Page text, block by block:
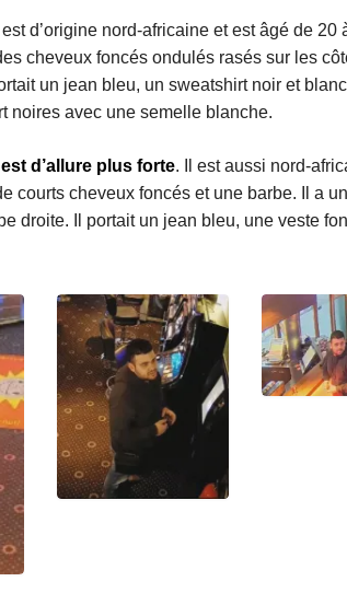
d’origine nord-africaine et est âgé de 20
cheveux foncés ondulés rasés sur les
un jean bleu, un sweatshirt noir et
noires avec une semelle blanche.
d’allure plus forte. Il est aussi nord-
courts cheveux foncés et une barbe. Il a
droite. Il portait un jean bleu, une veste